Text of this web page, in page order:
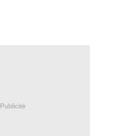
Publicité